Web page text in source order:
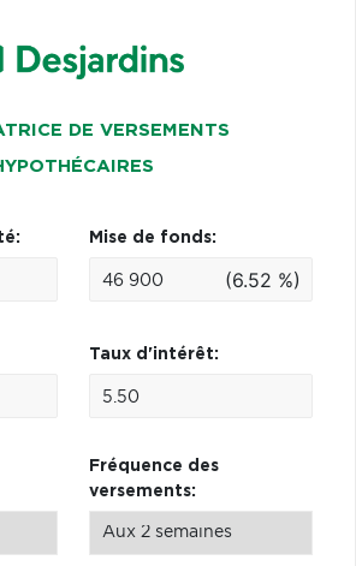
DE VERSEMENTS
Mise de fonds:
(6.52 %)
Taux d'intérêt:
Fréquence des
versements: